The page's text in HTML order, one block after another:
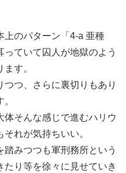
上のパターン「4-a 亜種
ていて囚人が地獄のよう
す。
つ、さらに裏切りもあり
体そんな感じで進むハリウ
れが気持ちいい。
みつつも軍刑務所という
り等を徐々に見せていき